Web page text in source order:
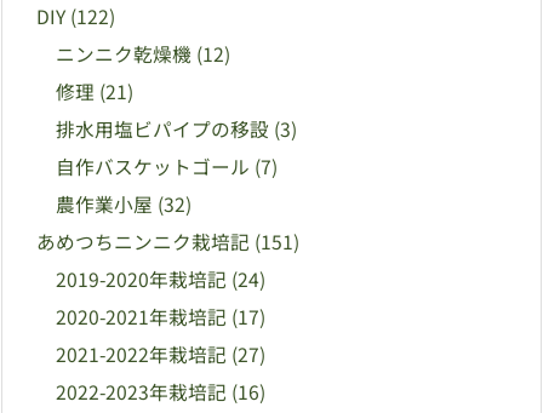
DIY (122)
ニンニク乾燥機 (12)
修理 (21)
排水用塩ビパイプの移設 (3)
自作バスケットゴール (7)
農作業小屋 (32)
あめつちニンニク栽培記 (151)
2019-2020年栽培記 (24)
2020-2021年栽培記 (17)
2021-2022年栽培記 (27)
2022-2023年栽培記 (16)